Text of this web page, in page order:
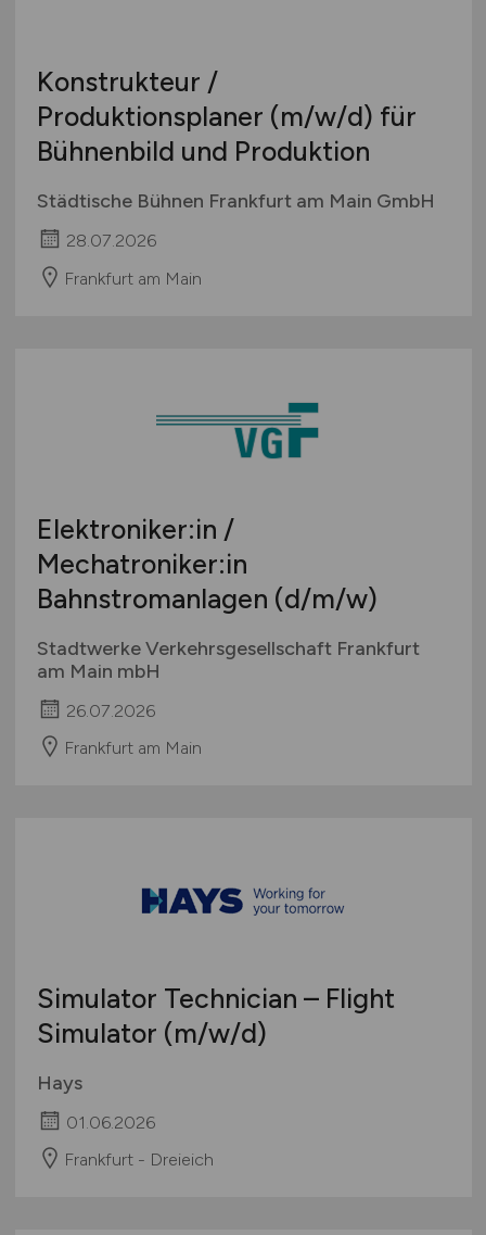
Konstrukteur /
Produktionsplaner (m/w/d) für
Bühnenbild und Produktion
Städtische Bühnen Frankfurt am Main GmbH
28.07.2026
Frankfurt am Main
Elektroniker:in /
Mechatroniker:in
Bahnstromanlagen (d/m/w)
Stadtwerke Verkehrsgesellschaft Frankfurt
am Main mbH
26.07.2026
Frankfurt am Main
Simulator Technician – Flight
Simulator (m/w/d)
Hays
01.06.2026
Frankfurt - Dreieich